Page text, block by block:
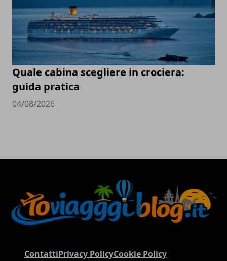
Quale cabina scegliere in crociera:
guida pratica
04/08/2026
ContattiPrivacy PolicyCookie Policy